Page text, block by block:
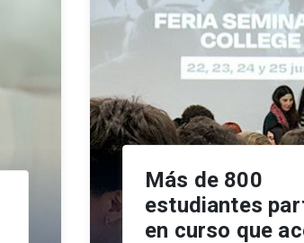
Más de 800
estudiantes
en curso que